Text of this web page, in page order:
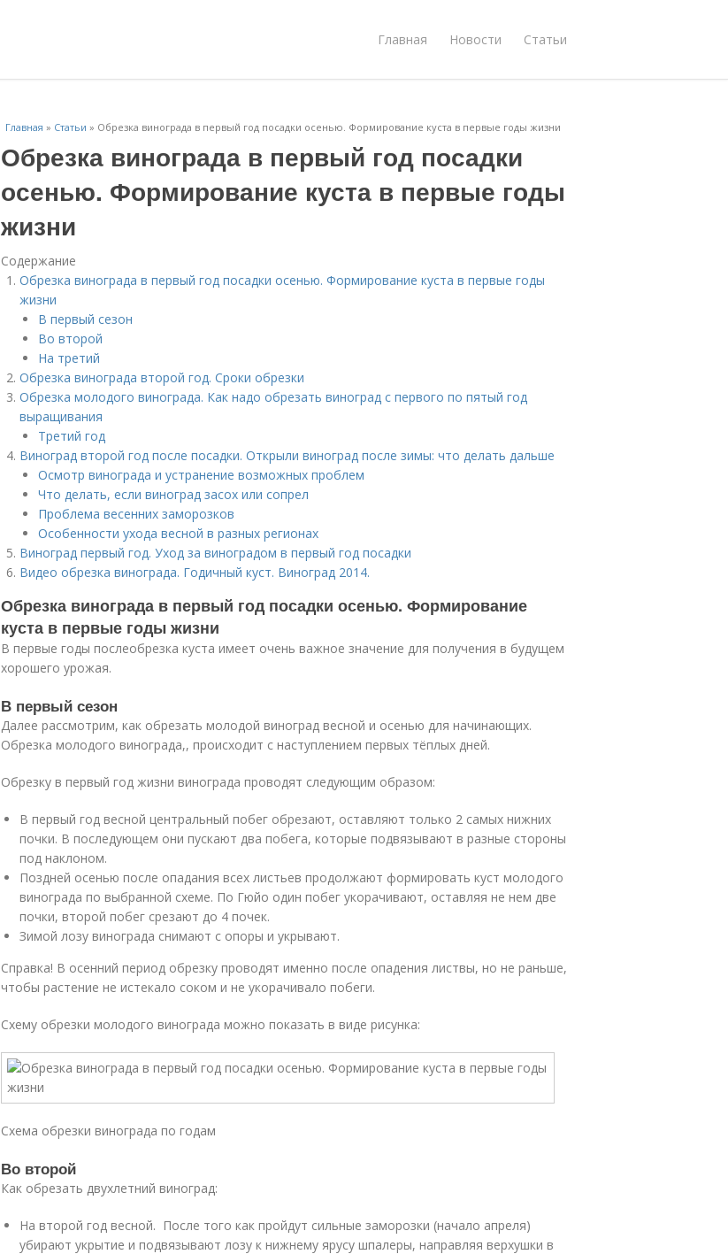
Главная Новости Статьи
Главная » Статьи » Обрезка винограда в первый год посадки осенью. Формирование куста в первые годы жизни
Обрезка винограда в первый год посадки
осенью. Формирование куста в первые годы
жизни
Содержание
Обрезка винограда в первый год посадки осенью. Формирование куста в первые годы
жизни
В первый сезон
Во второй
На третий
Обрезка винограда второй год. Сроки обрезки
Обрезка молодого винограда. Как надо обрезать виноград с первого по пятый год
выращивания
Третий год
Виноград второй год после посадки. Открыли виноград после зимы: что делать дальше
Осмотр винограда и устранение возможных проблем
Что делать, если виноград засох или сопрел
Проблема весенних заморозков
Особенности ухода весной в разных регионах
Виноград первый год. Уход за виноградом в первый год посадки
Видео обрезка винограда. Годичный куст. Виноград 2014.
Обрезка винограда в первый год посадки осенью. Формирование
куста в первые годы жизни
В первые годы послеобрезка куста имеет очень важное значение для получения в будущем
хорошего урожая.
В первый сезон
Далее рассмотрим, как обрезать молодой виноград весной и осенью для начинающих.
Обрезка молодого винограда,, происходит с наступлением первых тёплых дней.
Обрезку в первый год жизни винограда проводят следующим образом:
В первый год весной центральный побег обрезают, оставляют только 2 самых нижних
почки. В последующем они пускают два побега, которые подвязывают в разные стороны
под наклоном.
Поздней осенью после опадания всех листьев продолжают формировать куст молодого
винограда по выбранной схеме. По Гюйо один побег укорачивают, оставляя не нем две
почки, второй побег срезают до 4 почек.
Зимой лозу винограда снимают с опоры и укрывают.
Справка! В осенний период обрезку проводят именно после опадения листвы, но не раньше,
чтобы растение не истекало соком и не укорачивало побеги.
Схему обрезки молодого винограда можно показать в виде рисунка:
Схема обрезки винограда по годам
Во второй
Как обрезать двухлетний виноград:
На второй год весной. После того как пройдут сильные заморозки (начало апреля)
убирают укрытие и подвязывают лозу к нижнему ярусу шпалеры, направляя верхушки в